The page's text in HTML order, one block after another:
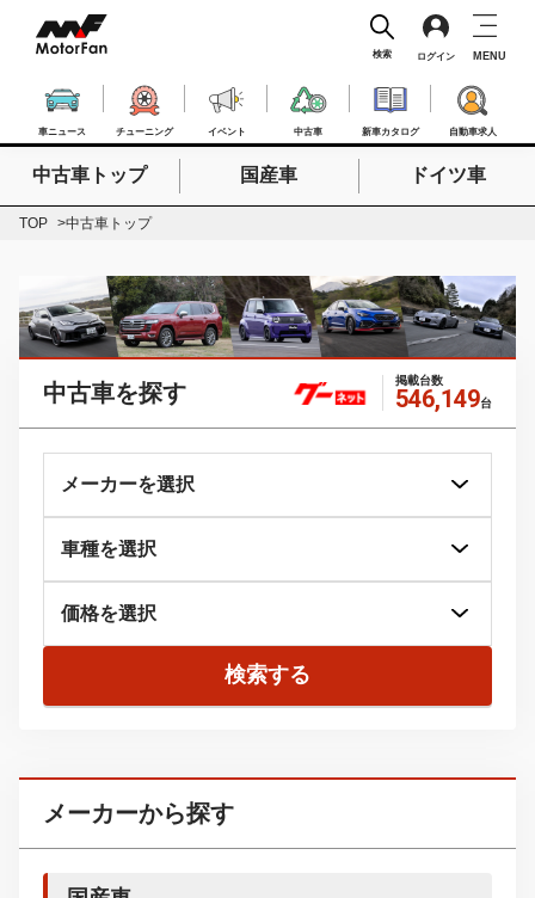
車ニュース チューニング イベント 中古車 新車カタログ 自動車求人
検索 ログイン MENU
検索したいキーワードを入力
中古車トップ 国産車 ドイツ車
TOP 中古車トップ
中古車を探す 掲載台数
546,149台
検索する
メーカーから探す